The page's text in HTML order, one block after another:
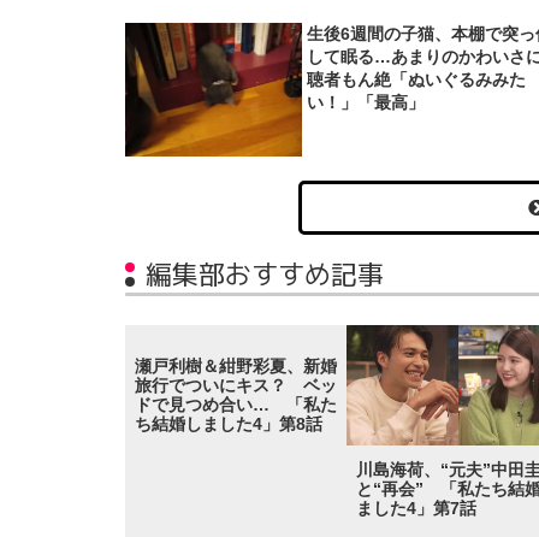
生後6週間の子猫、本棚で突っ
して眠る…あまりのかわいさ
聴者もん絶「ぬいぐるみみた
い！」「最高」
編集部おすすめ記事
瀬戸利樹＆紺野彩夏、新婚
旅行でついにキス？ ベッ
ドで見つめ合い… 「私た
ち結婚しました4」第8話
川島海荷、“元夫”中田
と“再会” 「私たち結
ました4」第7話